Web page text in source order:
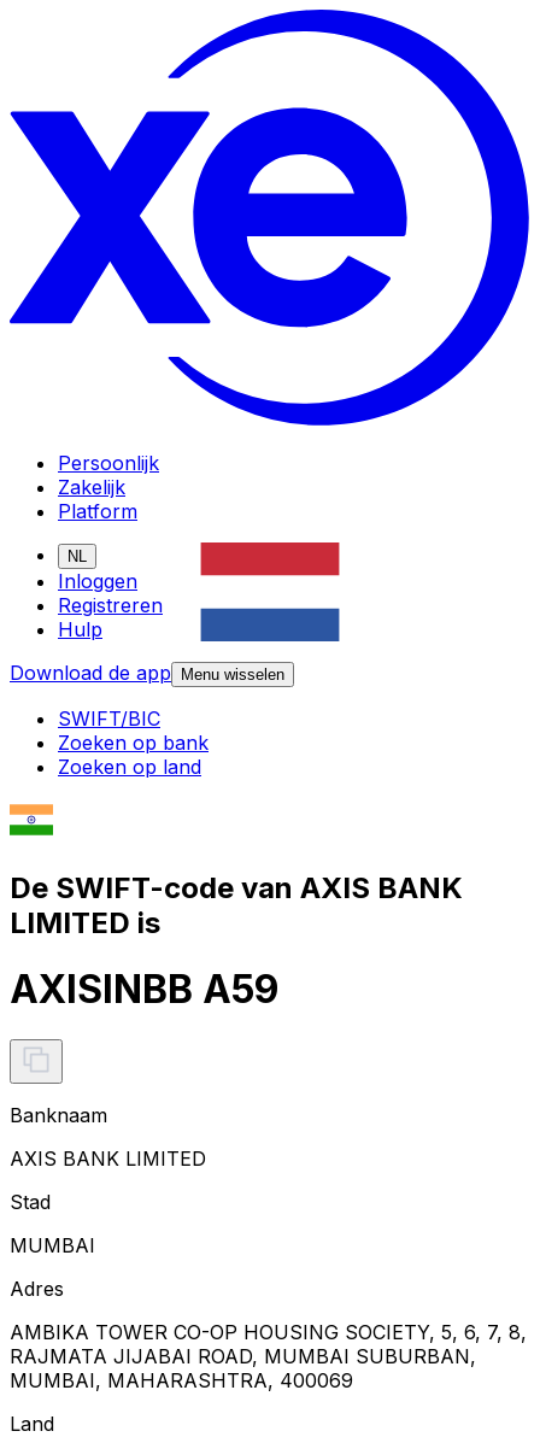
Persoonlijk
Zakelijk
Platform
NL
Inloggen
Registreren
Hulp
Download de app
Menu wisselen
SWIFT/BIC
Zoeken op bank
Zoeken op land
De SWIFT-code van AXIS BANK
LIMITED is
AXISINBB A59
Banknaam
AXIS BANK LIMITED
Stad
MUMBAI
Adres
AMBIKA TOWER CO-OP HOUSING SOCIETY, 5, 6, 7, 8,
RAJMATA JIJABAI ROAD, MUMBAI SUBURBAN,
MUMBAI, MAHARASHTRA, 400069
Land